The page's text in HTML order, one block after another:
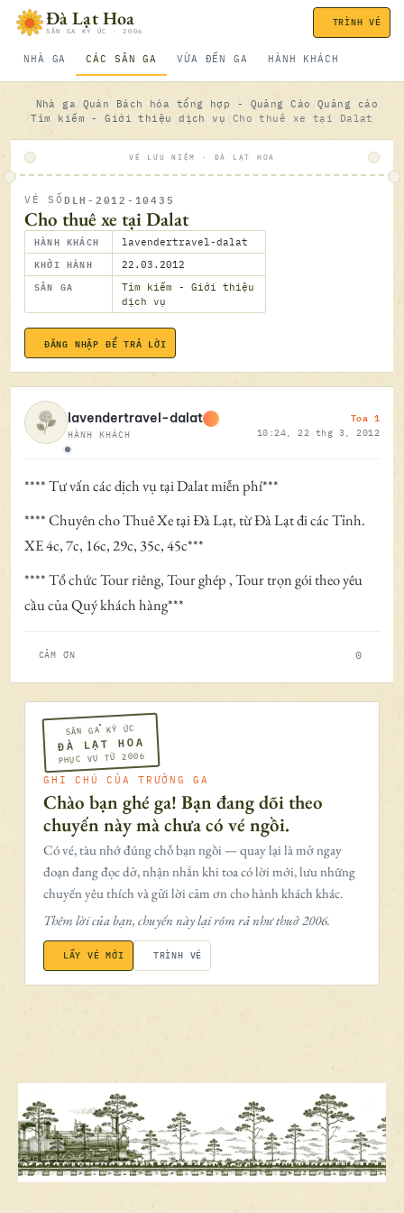
Bỏ qua nội dungĐà Lạt Hoa
SÂN GA KÝ ỨC · 2006
NHÀ GA CÁC SÂN GA VỪA ĐẾN GA HÀNH KHÁCH
TRÌNH VÉ
Nhà ga Quán Bách hóa tổng hợp - Quảng Cáo
Quảng cáo
Tìm kiếm - Giới thiệu dịch vụ
Cho thuê xe tại Dalat
VÉ LƯU NIỆM · ĐÀ LẠT HOA
VÉ SỐ DLH-2012-10435
Cho thuê xe tại Dalat
HÀNH KHÁCH lavendertravel-dalat
KHỞI HÀNH 22.03.2012
SÂN GA
Tìm kiếm - Giới thiệu
dịch vụ
ĐĂNG NHẬP ĐỂ TRẢ LỜI
Ngoại tuyến
lavendertravel-dalat
HÀNH KHÁCH
Toa 1
10:24, 22 thg 3, 2012
**** Tư vấn các dịch vụ tại Dalat miễn phí***
**** Chuyên cho Thuê Xe tại Đà Lạt, từ Đà Lạt đi các Tỉnh.
XE 4c, 7c, 16c, 29c, 35c, 45c***
**** Tổ chức Tour riêng, Tour ghép , Tour trọn gói theo yêu
cầu của Quý khách hàng***
CẢM ƠN 0
SÂN GA KÝ ỨC
ĐÀ LẠT HOA
PHỤC VỤ TỪ 2006
GHI CHÚ CỦA TRƯỞNG GA
Chào bạn ghé ga! Bạn đang dõi theo
chuyến này mà chưa có vé ngồi.
Có vé, tàu nhớ đúng chỗ bạn ngồi — quay lại là mở ngay
đoạn đang đọc dở, nhận nhắn khi toa có lời mới, lưu những
chuyến yêu thích và gửi lời cảm ơn cho hành khách khác.
Thêm lời của bạn, chuyến này lại rôm rả như thuở 2006.
LẤY VÉ MỚI TRÌNH VÉ